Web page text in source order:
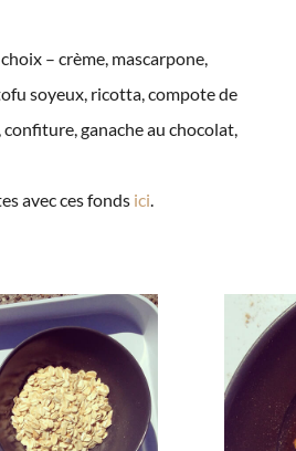
– crème, mascarpone,
soyeux, ricotta, compote de
ganache au chocolat,
avec ces fonds ici